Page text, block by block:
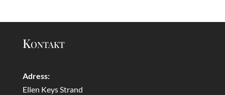
Kontakt
Adress:
Ellen Keys Strand